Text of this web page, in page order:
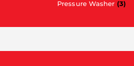
Pressure Washer (3)